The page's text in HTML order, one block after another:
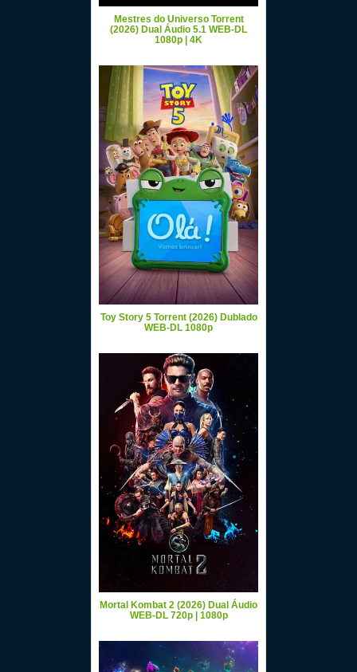
Mestres do Universo Torrent
(2026) Dual Áudio 5.1 WEB-DL
1080p | 4K
Toy Story 5 Torrent (2026) Dublado
WEB-DL 1080p
Mortal Kombat 2 (2026) Dual Áudio
WEB-DL 720p | 1080p